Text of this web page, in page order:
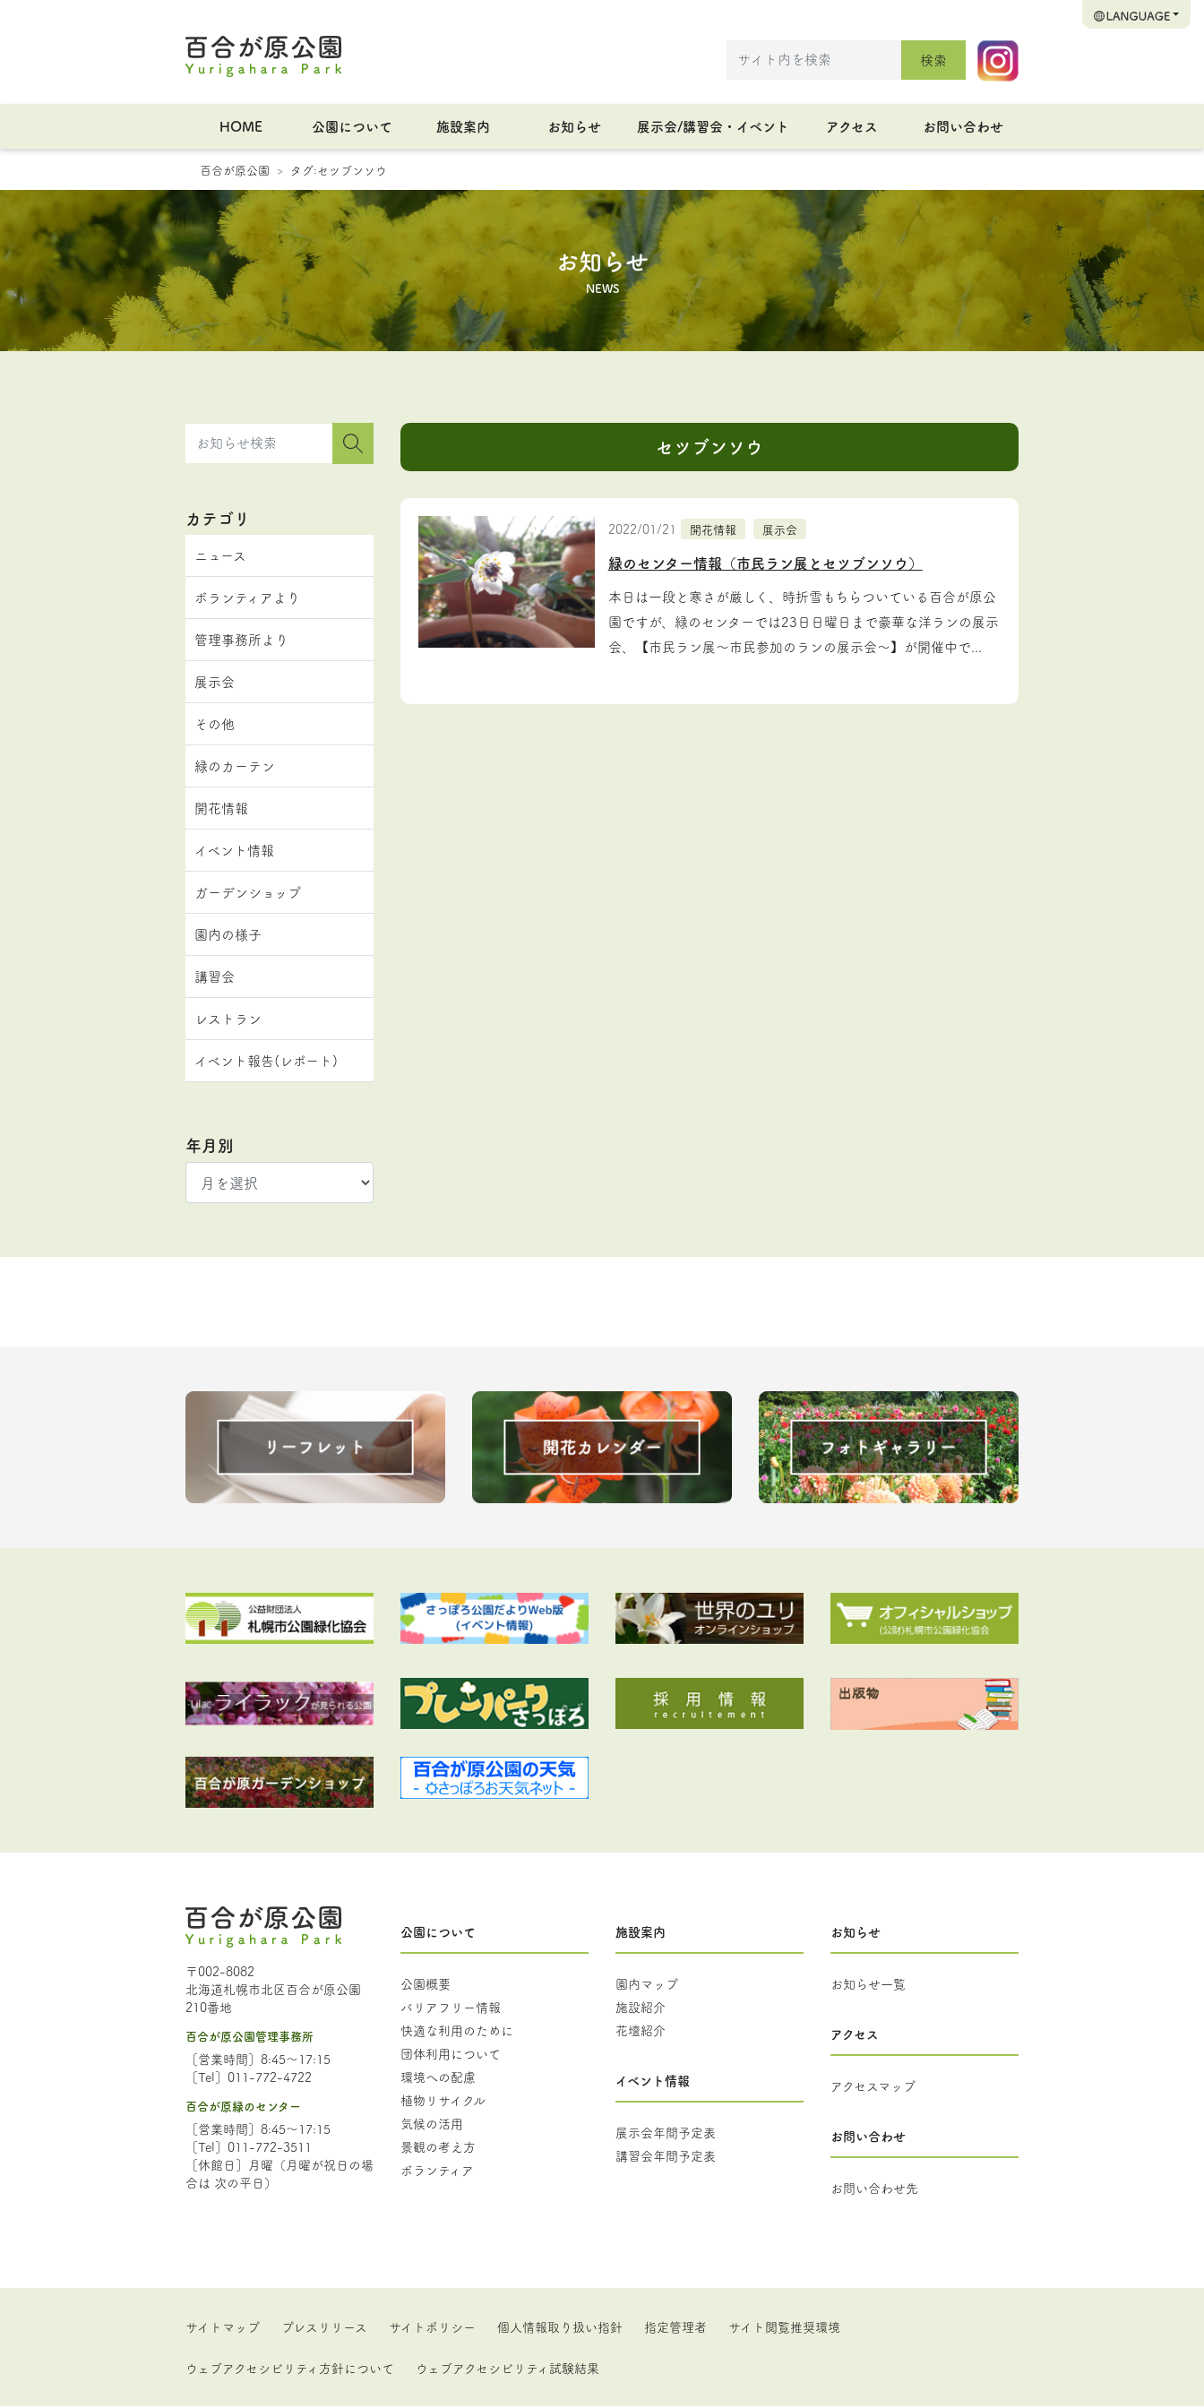
検索
HOME 公園について 施設案内 お知らせ 展示会/講習会・イベント アクセス お問い合わせ
百合が原公園 タグ:セツブンソウ
お知らせ
NEWS
セツブンソウ
2022/01/21 開花情報 展示会
緑のセンター情報（市民ラン展とセツブンソウ）
本日は一段と寒さが厳しく、時折雪もちらついている百合が原公
園ですが、緑のセンターでは23日日曜日まで豪華な洋ランの展示
会、【市民ラン展～市民参加のランの展示会～】が開催中で...
カテゴリ
ニュース
ボランティアより
管理事務所より
展示会
その他
緑のカーテン
開花情報
イベント情報
ガーデンショップ
園内の様子
講習会
レストラン
イベント報告(レポート)
年月別
〒002-8082
北海道札幌市北区百合が原公園
210番地
百合が原公園管理事務所
［営業時間］8:45～17:15
［Tel］011-772-4722
百合が原緑のセンター
［営業時間］8:45～17:15
［Tel］011-772-3511
［休館日］月曜（月曜が祝日の場
合は 次の平日）
公園について
公園概要
バリアフリー情報
快適な利用のために
団体利用について
環境への配慮
植物リサイクル
気候の活用
景観の考え方
ボランティア
施設案内
園内マップ
施設紹介
花壇紹介
イベント情報
展示会年間予定表
講習会年間予定表
お知らせ
お知らせ一覧
アクセス
アクセスマップ
お問い合わせ
お問い合わせ先
サイトマップ プレスリリース サイトポリシー 個人情報取り扱い指針 指定管理者 サイト閲覧推奨環境
ウェブアクセシビリティ方針について ウェブアクセシビリティ試験結果